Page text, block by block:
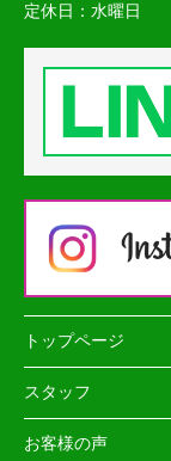
定休日： 水曜日
トップページ
スタッフ
お客様の声